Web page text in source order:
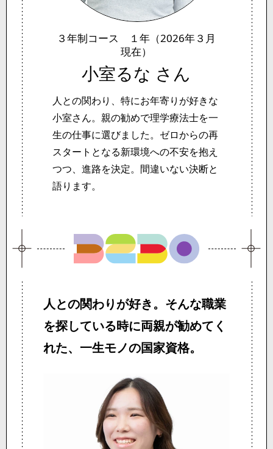
人との関わり、特にお年寄りが好きな
小室さん。親の勧めで理学療法士を一
生の仕事に選びました。ゼロからの再
スタートとなる新環境への不安を抱え
つつ、進路を決定。間違いない決断と
語ります。
３年制コース １年（2026年３月
現在）
小室るな さん
人との関わりが好き。 そんな職業
を探している時に両親が勧めてく
れた、 一生モノの国家資格。